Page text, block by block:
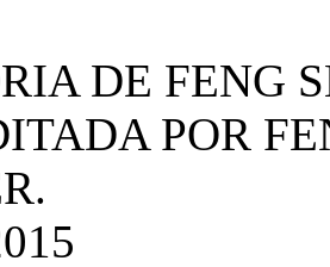
DE FENG
POR